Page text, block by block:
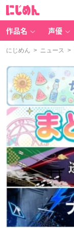
作品名 声優
にじめん > ニュース >